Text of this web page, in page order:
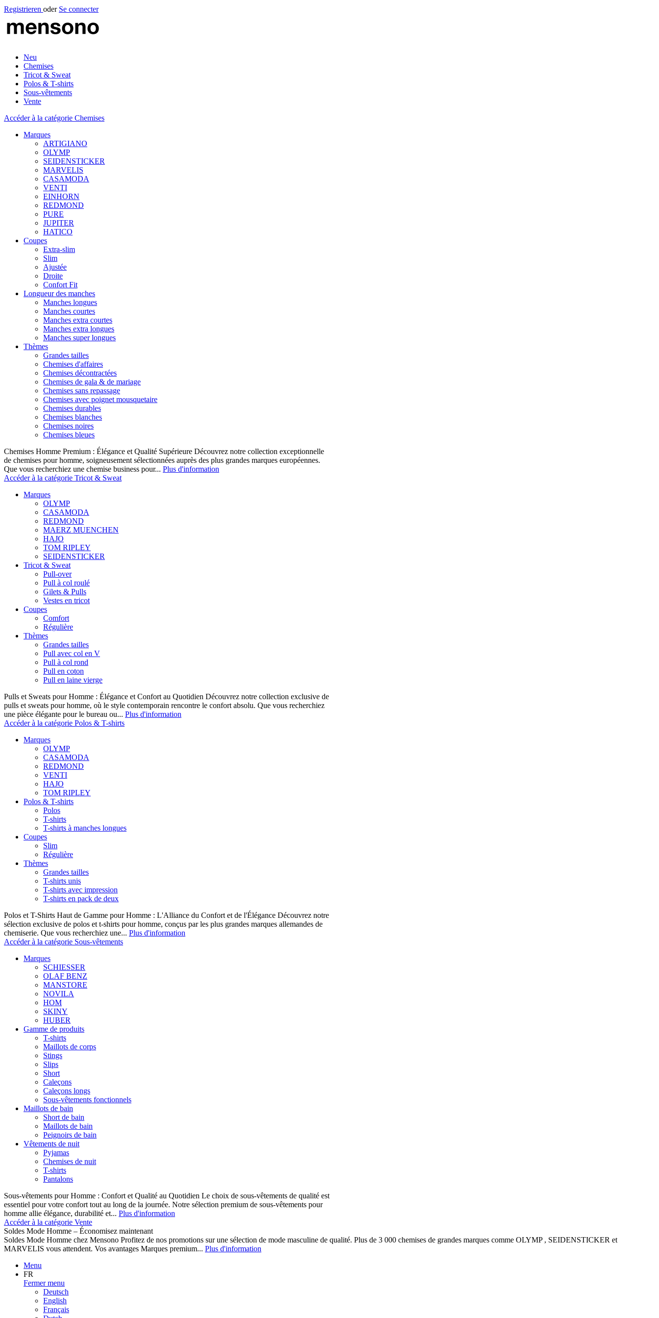
Registrieren oder Se connecter
Neu
Chemises
Tricot & Sweat
Polos & T-shirts
Sous-vêtements
Vente
Accéder à la catégorie Chemises
Marques
ARTIGIANO
OLYMP
SEIDENSTICKER
MARVELIS
CASAMODA
VENTI
EINHORN
REDMOND
PURE
JUPITER
HATICO
Coupes
Extra-slim
Slim
Ajustée
Droite
Confort Fit
Longueur des manches
Manches longues
Manches courtes
Manches extra courtes
Manches extra longues
Manches super longues
Thèmes
Grandes tailles
Chemises d'affaires
Chemises décontractées
Chemises de gala & de mariage
Chemises sans repassage
Chemises avec poignet mousquetaire
Chemises durables
Chemises blanches
Chemises noires
Chemises bleues
Chemises Homme Premium : Élégance et Qualité Supérieure Découvrez notre collection exceptionnelle
de chemises pour homme, soigneusement sélectionnées auprès des plus grandes marques européennes.
Que vous recherchiez une chemise business pour... Plus d'information
Accéder à la catégorie Tricot & Sweat
Marques
OLYMP
CASAMODA
REDMOND
MAERZ MUENCHEN
HAJO
TOM RIPLEY
SEIDENSTICKER
Tricot & Sweat
Pull-over
Pull à col roulé
Gilets & Pulls
Vestes en tricot
Coupes
Comfort
Régulière
Thèmes
Grandes tailles
Pull avec col en V
Pull à col rond
Pull en coton
Pull en laine vierge
Pulls et Sweats pour Homme : Élégance et Confort au Quotidien Découvrez notre collection exclusive de
pulls et sweats pour homme, où le style contemporain rencontre le confort absolu. Que vous recherchiez
une pièce élégante pour le bureau ou... Plus d'information
Accéder à la catégorie Polos & T-shirts
Marques
OLYMP
CASAMODA
REDMOND
VENTI
HAJO
TOM RIPLEY
Polos & T-shirts
Polos
T-shirts
T-shirts à manches longues
Coupes
Slim
Régulière
Thèmes
Grandes tailles
T-shirts unis
T-shirts avec impression
T-shirts en pack de deux
Polos et T-Shirts Haut de Gamme pour Homme : L'Alliance du Confort et de l'Élégance Découvrez notre
sélection exclusive de polos et t-shirts pour homme, conçus par les plus grandes marques allemandes de
chemiserie. Que vous recherchiez une... Plus d'information
Accéder à la catégorie Sous-vêtements
Marques
SCHIESSER
OLAF BENZ
MANSTORE
NOVILA
HOM
SKINY
HUBER
Gamme de produits
T-shirts
Maillots de corps
Stings
Slips
Short
Caleçons
Caleçons longs
Sous-vêtements fonctionnels
Maillots de bain
Short de bain
Maillots de bain
Peignoirs de bain
Vêtements de nuit
Pyjamas
Chemises de nuit
T-shirts
Pantalons
Sous-vêtements pour Homme : Confort et Qualité au Quotidien Le choix de sous-vêtements de qualité est
essentiel pour votre confort tout au long de la journée. Notre sélection premium de sous-vêtements pour
homme allie élégance, durabilité et... Plus d'information
Accéder à la catégorie Vente
Soldes Mode Homme – Économisez maintenant
Soldes Mode Homme chez Mensono Profitez de nos promotions sur une sélection de mode masculine de qualité. Plus de 3 000 chemises de grandes marques comme OLYMP , SEIDENSTICKER et
MARVELIS vous attendent. Vos avantages Marques premium... Plus d'information
Menu
FR
Fermer menu
Deutsch
English
Français